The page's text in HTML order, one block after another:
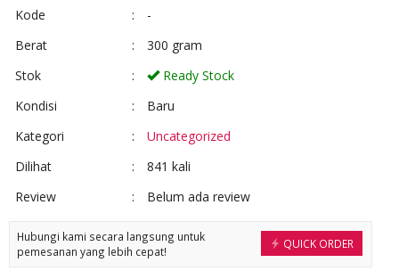
Kode :
-
Berat
:
300 gram
Stok
:
Ready Stock
Kondisi
:
Baru
Kategori
:
Uncategorized
Dilihat
:
841 kali
Review
: Belum ada review
QUICK ORDER
Hubungi kami secara langsung untuk
pemesanan yang lebih cepat!